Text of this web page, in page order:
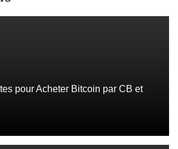
pour Acheter Bitcoin par CB et